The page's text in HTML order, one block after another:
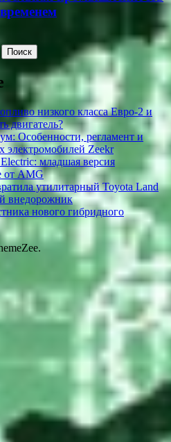
Поиск
низкого класса Евро-2 и
двигатель?
Особенности, регламент и
электромобилей Zeekr
младшая версия
от AMG
утилитарный Toyota Land
внедорожник
нового гибридного